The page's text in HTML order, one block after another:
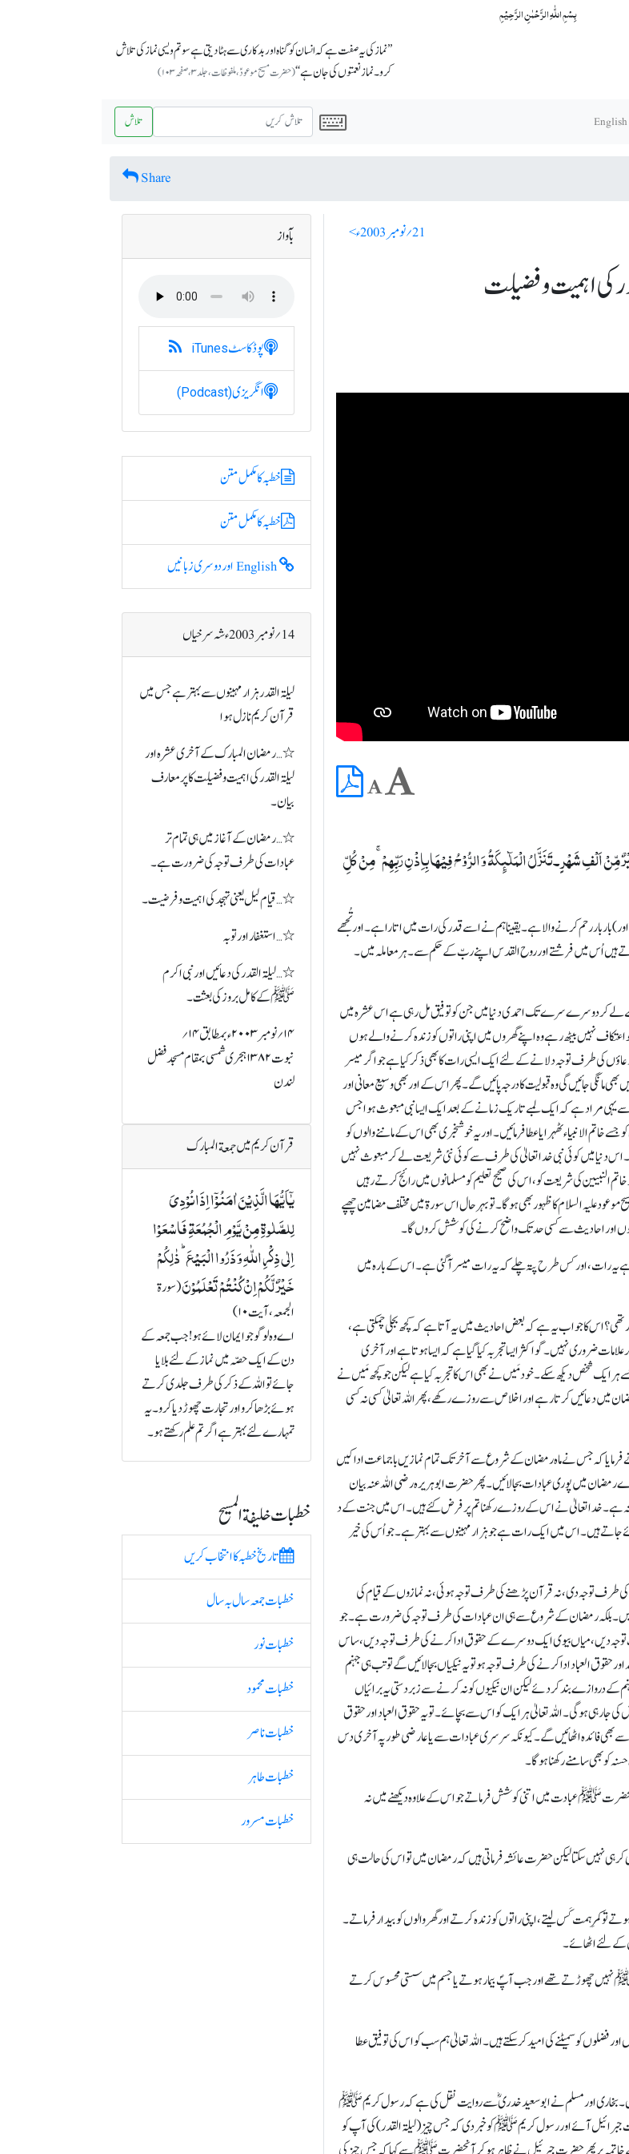
بِسۡمِ اللّٰہِ الرَّحۡمٰنِ الرَّحِیۡمِ
’’نماز کی یہ صفت ہے کہ انسان کو گناہ اور بدکاری سے ہٹادیتی ہے سو تم ویسی نماز کی تلاش
کرو۔ نماز نعمتوں کی جان ہے‘‘(حضرت مسیح موعودؑ،ملفوظات ، جلد ۳، صفحہ ۱۰۳)
English تلاش
Share
21؍ نومبر 2003ء >
کی اہمیت و فضیلت
مِّنۡ اَلۡفِ شَہۡرٍ۔تَنَزَّلُ الۡمَلٰٓئِکَۃُ وَ الرُّوۡحُ فِیۡہَا بِاِذۡنِ رَبِّہِمۡ ۚ مِنۡ کُلِّ
بار بار رحم کرنے والا ہے۔ یقینا ہم نے اسے قدر کی رات میں اتارا ہے۔ اور تُجھے
ہیں اُس میں فرشتے اور روح القدس اپنے ربّ کے حکم سے۔ ہر معاملہ میں۔
لے کر دوسرے سرے تک احمدی دنیا میں جن کو توفیق مل رہی ہے اس عشرہ میں
نہیں بیٹھ رہے وہ اپنے گھروں میں اپنی راتوں کو زندہ کرنے والے ہوں
کی طرف توجہ دلانے کے لئے ایک ایسی رات کا بھی ذکر کیاہے جو اگر میسر
جائیں گی وہ قبولیت کادرجہ پائیں گے۔ پھراس کے اور بھی وسیع معانی اور
مراد ہے کہ ایک لمبے تاریک زمانے کے بعد ایک ایسا نبی مبعوث ہوا جس
خاتم الانبیاء ٹھہرایا عطا فرمائیں۔ اور یہ خوشخبری بھی اس کے ماننے والوں کو
میں کوئی نبی خداتعالیٰ کی طرف سے کوئی نئی شریعت لے کر مبعوث نہیں
النبیین کی شریعت کو، اس کی صحیح تعلیم کو مسلمانوں میں رائج کرتے رہیں
علیہ السلام کا ظہور بھی ہوگا۔ تو بہرحال اس سورۃ میں مختلف مضامین چھپے
اور احادیث سے کسی حد تک واضح کرنے کی کوشش کروں گا۔
رات، اور کس طرح پتہ چلے کہ یہ رات میسر آگئی ہے۔ اس کے بارہ میں
کا جواب یہ ہے کہ بعض احادیث میں یہ آتاہے کہ کچھ بجلی چمکتی ہے،
ضروری نہیں۔ گو اکثر ایسا تجربہ کیا گیاہے کہ ایسا ہوتاہے اور آخری
ہرایک شخص دیکھ سکے۔ خودمَیں نے بھی اس کا تجربہ کیا ہے لیکن جو کچھ مَیں نے
دعائیں کرتا رہے اور اخلاص سے روزے رکھے، پھر اللہ تعالیٰ کسی نہ کسی
جس نے ماہ رمضان کے شروع سے آخر تک تمام نمازیں باجماعت ادا کیں
رمضان میں پوری عبادات بجا لائیں۔ پھر حضرت ابوہریرہ رضی اللہ عنہ بیان
ہے۔ خداتعالیٰ نے اس کے روزے رکھنا تم پر فرض کئے ہیں۔ اس میں جنت کے د
ہیں۔ اس میں ایک رات ہے جو ہزار مہینوں سے بہتر ہے۔ جو اُس کی خیر
طرف توجہ دی، نہ قرآن پڑھنے کی طرف توجہ ہوئی، نہ نمازوں کے قیام کی
بلکہ رمضان کے شروع سے ہی ان عبادات کی طرف توجہ کی ضرورت ہے۔ جو
توجہ دیں، میاں بیوی ایک دوسرے کے حقوق ادا کرنے کی طرف توجہ دیں، ساس
ادا کرنے کی طرف توجہ ہو تو یہ نیکیاں بجا لائیں گے تو تب ہی جہنم
دروازے بند کردئے لیکن ان نیکیوں کو نہ کرنے سے زبردستی یہ برائیاں
رہی ہوگی۔ اللہ تعالیٰ ہر ایک کو اس سے بچائے۔ تو یہ حقوق العباد اور حقوق
بھی فائدہ اٹھائیں گے۔ کیونکہ سرسری عبادات سے یا عارضی طورپہ آخری دس
کو بھی سامنے رکھنا ہوگا۔
عبادت میں اتنی کوشش فرماتے جو اس کے علاوہ دیکھنے میں نہ
نہیں سکتا لیکن حضرت عائشہ فرماتی ہیں کہ رمضان میں تو اس کی حالت ہی
ِہمت کَس لیتے، اپنی راتوں کو زندہ کرتے اور گھروالوں کو بیدارفرماتے۔
کے لئے اٹھائے۔
نہیں چھوڑتے تھے اور جب آپؐ بیمار ہوتے یا جسم میں سستی محسوس کرتے
فضلوں کو سمیٹنے کی امید کر سکتے ہیں۔ اللہ تعالیٰ ہم سب کو اس کی توفیق عطا
بخاری اور مسلم نے ابوسعید خدری ؓ سے روایت نقل کی ہے کہ رسول کریمﷺ
جبرائیل آئے اور رسول کریمﷺ کو خبر دی کہ جس چیز (لیلۃ القدر) کی آپ کو
بآواز
پوڈکاسٹiTunes
انگریزی(Podcast)
خطبہ کا مکمل متن
خطبہ کا مکمل متن
English اور دوسری زبانیں
14؍ نومبر 2003ء شہ سرخیاں
لیلۃ القدر ہزار مہینوں سے بہتر ہے جس میں
قرآن کریم نازل ہوا
٭…رمضان المبارک کے آخری عشرہ اور
لیلۃ القدر کی اہمیت و فضیلت کا پر معارف
بیان۔
٭…رمضان کے آغاز میں ہی تمام تر
عبادات کی طرف توجہ کی ضرورت ہے۔
٭…قیام لیل یعنی تہجد کی اہمیت و فرضیت۔
٭…استغفار اور توبہ
٭…لیلۃ القدر کی دعائیں اور نبی اکرم
ﷺ کے کامل بروز کی بعثت۔
۱۴؍نومبر ۲۰۰۳ ء بمطابق ۱۴؍
نبوت ۱۳۸۲ ہجری شمسی بمقام مسجد فضل
لندن
قرآن کریم میں جمعة المبارک
یٰۤاَیُّہَا الَّذِیۡنَ اٰمَنُوۡۤا اِذَا نُوۡدِیَ
لِلصَّلٰوۃِ مِنۡ یَّوۡمِ الۡجُمُعَۃِ فَاسۡعَوۡا
اِلٰی ذِکۡرِ اللّٰہِ وَ ذَرُوا الۡبَیۡعَ ؕ ذٰلِکُمۡ
خَیۡرٌ لَّکُمۡ اِنۡ کُنۡتُمۡ تَعۡلَمُوۡنَ(سورة
الجمعہ، آیت ۱۰)
اے وہ لوگو جو ایمان لائے ہو! جب جمعہ کے
دن کے ایک حصّہ میں نماز کے لئے بلایا
جائے تو اللہ کے ذکر کی طرف جلدی کرتے
ہوئے بڑھا کرو اور تجارت چھوڑ دیا کرو۔ یہ
تمہارے لئے بہتر ہے اگر تم علم رکھتے ہو۔
خطبات خلیفة المسیح
تاریخ خطبہ کا انتخاب کریں
خطبات جمعہ سال بہ سال
خطبات نور
خطبات محمود
خطبات ناصر
خطبات طاہر
خطبات مسرور